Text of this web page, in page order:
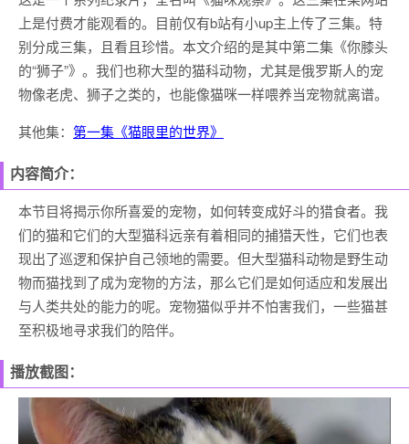
上是付费才能观看的。目前仅有b站有小up主上传了三集。特
别分成三集，且看且珍惜。本文介绍的是其中第二集《你膝头
的“狮子”》。我们也称大型的猫科动物，尤其是俄罗斯人的宠
物像老虎、狮子之类的，也能像猫咪一样喂养当宠物就离谱。
其他集： 第一集《猫眼里的世界》
内容简介：
本节目将揭示你所喜爱的宠物，如何转变成好斗的猎食者。我
们的猫和它们的大型猫科远亲有着相同的捕猎天性，它们也表
现出了巡逻和保护自己领地的需要。但大型猫科动物是野生动
物而猫找到了成为宠物的方法，那么它们是如何适应和发展出
与人类共处的能力的呢。宠物猫似乎并不怕害我们，一些猫甚
至积极地寻求我们的陪伴。
播放截图：